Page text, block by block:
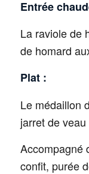
Entrée
La raviole de
de homard
Plat :
Le médaillon
jarret de
Accompagné
confit, purée